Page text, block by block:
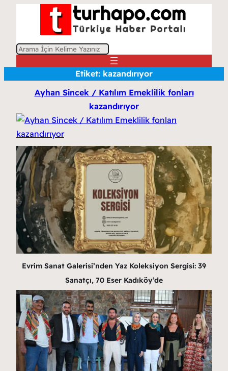
A
Etiket: kazandırıyor
Ayhan Sincek / Katılım Emeklilik fonları
kazandırıyor
Evrim Sanat Galerisi’nden Yaz Koleksiyon Sergisi: 39
Sanatçı, 70 Eser Kadıköy’de